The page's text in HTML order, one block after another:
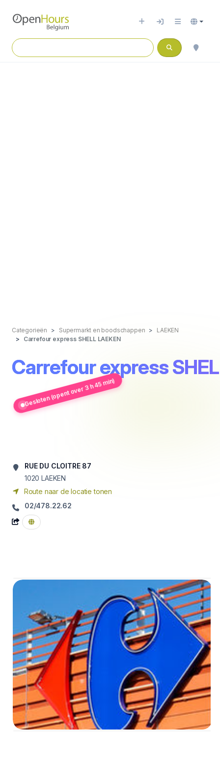
Categorieën Supermarkt en boodschappen
LAEKEN
Carrefour express SHELL LAEKEN
Carrefour express
Gesloten (opent over 3 h 45 min)
RUE DU CLOITRE 87
1020 LAEKEN
Route naar de locatie tonen
02/478.22.62